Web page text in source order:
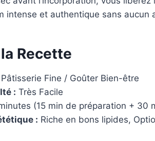
intense et authentique sans aucun
Recette
Pâtisserie Fine / Goûter Bien-être
: Très Facile
(15 min de préparation + 30
: Riche en bons lipides,